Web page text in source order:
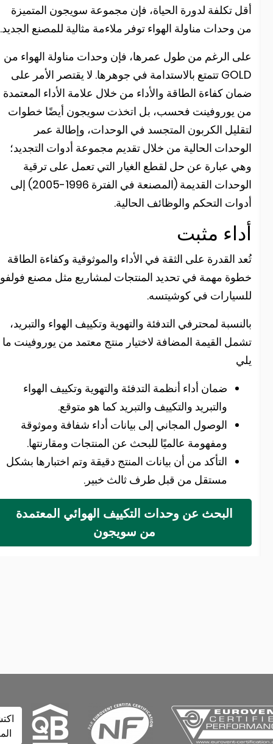
تكلفة لدورة الحياة، فإن مجموعة سويجون المتميزة
وحدات مناولة الهواء توفر ملاءمة مثالية للمصنع الجديد.
الرغم من طول عمرها، فإن وحدات مناولة الهواء من
GOLD تتمتع بالاستدامة في جوهرها. لا يقتصر الأمر على
كفاءة الطاقة والأداء من خلال علامة الأداء المعتمدة
يوروفينت فحسب، بل اتخذت سويجون أيضًا خطوات
الكربون المتجسد في الوحدات، وإطالة عمر
الحالية من خلال تقديم مجموعة أدوات التجديد؛
عبارة عن حل لقطع الغيار التي تعمل على ترقية
الوحدات القديمة (المصنعة في الفترة 1996-2005) إلى
التحكم والوظائف الحالية.
مثبت
القدرة على الثقة في الأداء والموثوقية وكفاءة الطاقة
مهمة في تحديد المنتجات لمشاريع مثل مصنع فولفو
في كوشيتسه.
لمحترفي التدفئة والتهوية وتكييف الهواء والتبريد،
القيمة المضافة لاختيار منتج معتمد من يوروفينت ما
ضمان أداء أنظمة التدفئة والتهوية وتكييف الهواء
والتبريد والتكييف والتبريد كما هو متوقع.
الوصول المجاني إلى بيانات أداء شفافة وموثوقة
ومفهومة عالميًا للبحث عن المنتجات ومقارنتها.
التأكد من أن بيانات المنتج دقيقة وتم اختبارها بشكل
مستقل من قبل طرف ثالث خبير.
البحث عن وحدات التكييف الهوائي المعتمدة
من سويجون
اكتشف
المزيد